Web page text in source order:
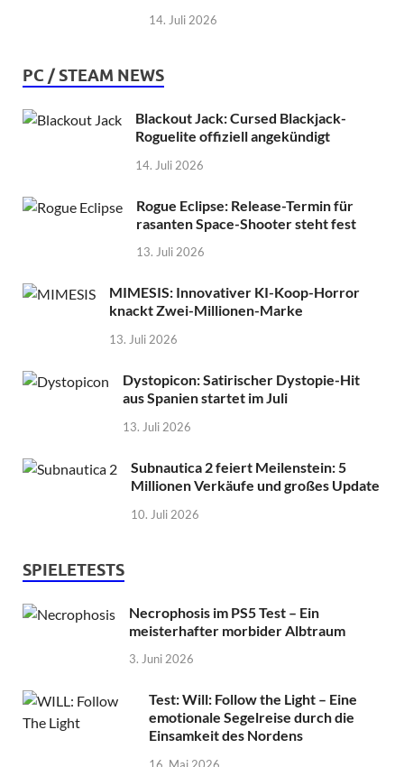
14. Juli 2026
PC / STEAM NEWS
Blackout Jack: Cursed Blackjack-
Roguelite offiziell angekündigt
14. Juli 2026
Rogue Eclipse: Release-Termin für
rasanten Space-Shooter steht fest
13. Juli 2026
MIMESIS: Innovativer KI-Koop-Horror
knackt Zwei-Millionen-Marke
13. Juli 2026
Dystopicon: Satirischer Dystopie-Hit
aus Spanien startet im Juli
13. Juli 2026
Subnautica 2 feiert Meilenstein: 5
Millionen Verkäufe und großes Update
10. Juli 2026
SPIELETESTS
Necrophosis im PS5 Test – Ein
meisterhafter morbider Albtraum
3. Juni 2026
Test: Will: Follow the Light – Eine
emotionale Segelreise durch die
Einsamkeit des Nordens